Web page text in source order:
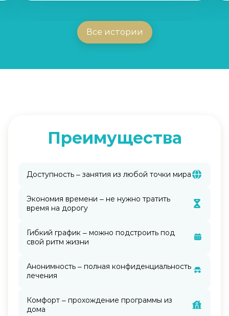
Все истории
Преимущества
Доступность – занятия из любой точки мира
Экономия времени – не нужно тратить
время на дорогу
Гибкий график – можно подстроить под
свой ритм жизни
Анонимность – полная конфиденциальность
лечения
Комфорт – прохождение программы из
дома